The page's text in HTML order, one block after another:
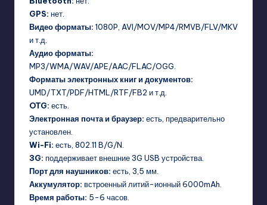
GPS: нет.
Видео форматы: 1080P, AVI/MOV/MP4/RMVB/FLV/MKV
и т.д.
Аудио форматы:
MP3/WMA/WAV/APE/AAC/FLAC/OGG.
Форматы электронных книг и документов:
UMD/TXT/PDF/HTML/RTF/FB2 и т.д.
OTG: есть.
Электронная почта и браузер: есть, предварительно
установлен.
Wi-Fi: есть, 802.11 B/G/N.
3G: поддерживает внешние 3G USB устройства.
Порт для наушников: есть, 3,5 мм.
Аккумулятор: встроенный литий-ионный 6000mAh.
Время работы: 5-6 часов.